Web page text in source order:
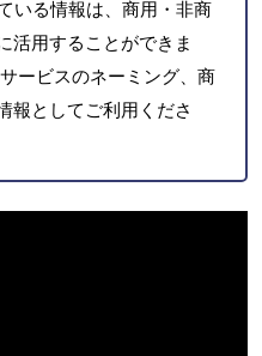
いる情報は、商用・非商
活用することができま
ービスのネーミング、商
報としてご利用くださ